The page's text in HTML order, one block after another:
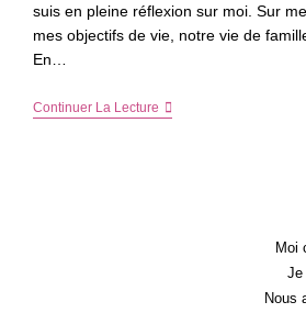
suis en pleine réflexion sur moi. Sur
mes objectifs de vie, notre vie de
En…
Continuer La LecturePeur
Moi
Je
Nous